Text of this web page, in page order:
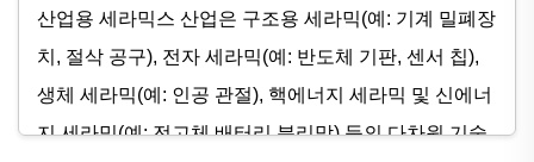
산업용 세라믹스 산업은 구조용 세라믹(예: 기계 밀폐장
치, 절삭 공구), 전자 세라믹(예: 반도체 기판, 센서 칩),
생체 세라믹(예: 인공 관절), 핵에너지 세라믹 및 신에너
지 세라믹(예: 전고체 배터리 분리막) 등의 다차원 기술